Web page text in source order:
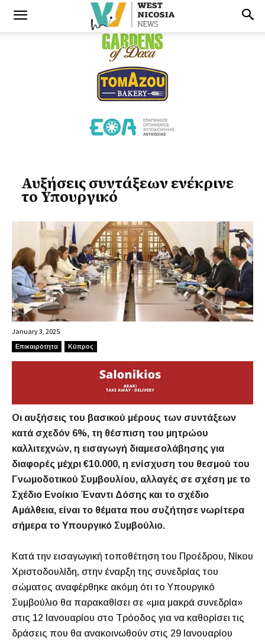
Αυξήσεις συντάξεων ενέκρινε
το Υπουργικό
January 3, 2025
Επικαιρότητα Κύπρος
Οι αυξήσεις του βασικού μέρους των συντάξεων
κατά σχεδόν 6%, τη θέσπιση του μητρώου
καλλιτεχνών, η εισαγωγή διαμεσολάβησης για
διαφορές μέχρι €10.000, η ενίσχυση του θεσμού του
Γνωμοδοτικού Συμβουλίου, αλλαγές σε σχέση με το
Σχέδιο Ενοίκιο Έναντι Δόσης και το σχέδιο
Αμάλθεια, είναι το θέματα που συζήτησε νωρίτερα
σήμερα το Υπουργικό Συμβούλιο.
Κατά την εισαγωγική τοποθέτηση του Προέδρου, Νίκου
Χριστοδουλίδη, στην έναρξη της συνεδρίας του
σώματος αναφέρθηκε ακόμη ότι το Υπουργικό
Συμβούλιο θα παρακαθίσει σε «μια μακρά συνεδρία»
στις 12 Ιανουαρίου στο Τρόοδος για να καθορίσει τις
δράσεις που θα ανακοινωθούν στις 29 Ιανουαρίου